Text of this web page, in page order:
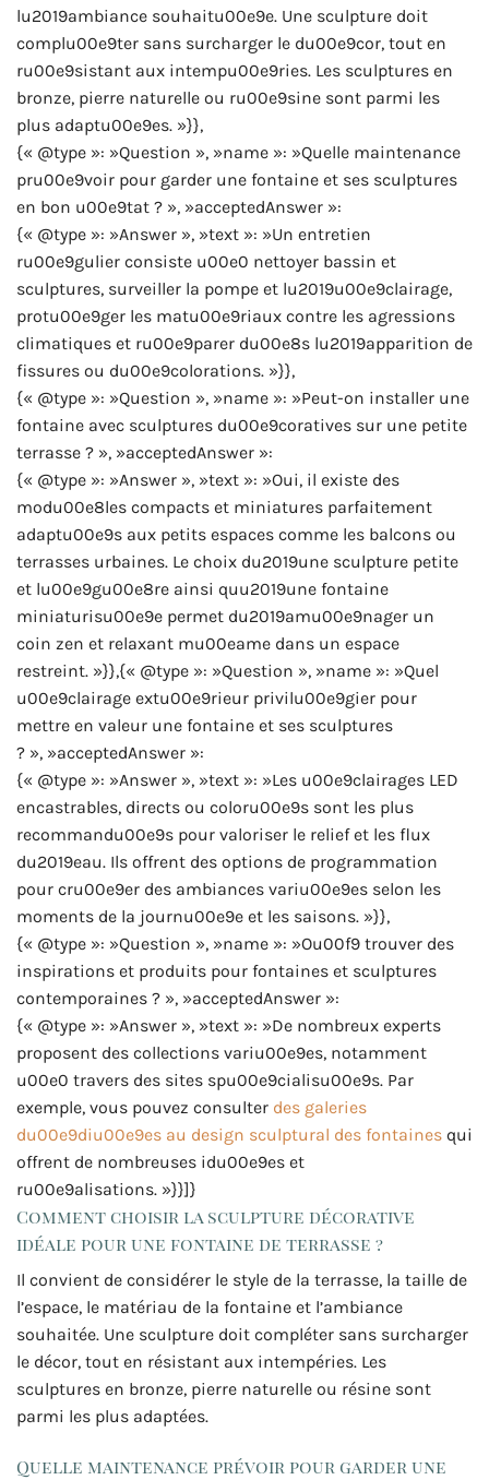
lu2019ambiance souhaitu00e9e. Une sculpture doit
complu00e9ter sans surcharger le du00e9cor, tout en
ru00e9sistant aux intempu00e9ries. Les sculptures en
bronze, pierre naturelle ou ru00e9sine sont parmi les
plus adaptu00e9es. »}},
{« @type »: »Question », »name »: »Quelle maintenance
pru00e9voir pour garder une fontaine et ses sculptures
en bon u00e9tat ? », »acceptedAnswer »:
{« @type »: »Answer », »text »: »Un entretien
ru00e9gulier consiste u00e0 nettoyer bassin et
sculptures, surveiller la pompe et lu2019u00e9clairage,
protu00e9ger les matu00e9riaux contre les agressions
climatiques et ru00e9parer du00e8s lu2019apparition de
fissures ou du00e9colorations. »}},
{« @type »: »Question », »name »: »Peut-on installer une
fontaine avec sculptures du00e9coratives sur une petite
terrasse ? », »acceptedAnswer »:
{« @type »: »Answer », »text »: »Oui, il existe des
modu00e8les compacts et miniatures parfaitement
adaptu00e9s aux petits espaces comme les balcons ou
terrasses urbaines. Le choix du2019une sculpture petite
et lu00e9gu00e8re ainsi quu2019une fontaine
miniaturisu00e9e permet du2019amu00e9nager un
coin zen et relaxant mu00eame dans un espace
restreint. »}},{« @type »: »Question », »name »: »Quel
u00e9clairage extu00e9rieur privilu00e9gier pour
mettre en valeur une fontaine et ses sculptures
? », »acceptedAnswer »:
{« @type »: »Answer », »text »: »Les u00e9clairages LED
encastrables, directs ou coloru00e9s sont les plus
recommandu00e9s pour valoriser le relief et les flux
du2019eau. Ils offrent des options de programmation
pour cru00e9er des ambiances variu00e9es selon les
moments de la journu00e9e et les saisons. »}},
{« @type »: »Question », »name »: »Ou00f9 trouver des
inspirations et produits pour fontaines et sculptures
contemporaines ? », »acceptedAnswer »:
{« @type »: »Answer », »text »: »De nombreux experts
proposent des collections variu00e9es, notamment
u00e0 travers des sites spu00e9cialisu00e9s. Par
exemple, vous pouvez consulter des galeries
du00e9diu00e9es au design sculptural des fontaines qui
offrent de nombreuses idu00e9es et
ru00e9alisations. »}}]}
Comment choisir la sculpture décorative
idéale pour une fontaine de terrasse ?
Il convient de considérer le style de la terrasse, la taille de
l’espace, le matériau de la fontaine et l’ambiance
souhaitée. Une sculpture doit compléter sans surcharger
le décor, tout en résistant aux intempéries. Les
sculptures en bronze, pierre naturelle ou résine sont
parmi les plus adaptées.
Quelle maintenance prévoir pour garder une